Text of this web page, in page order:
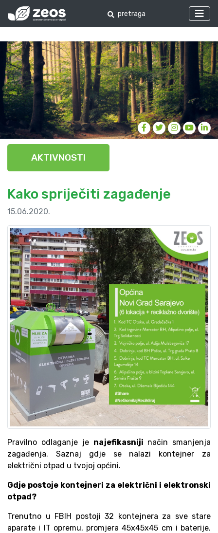
AKTIVNOSTI
Kako spriječiti zagađenje
15.06.2020.
Pravilno odlaganje je najefikasniji način smanjenja
zagađenja. Saznaj gdje se nalazi kontejner za
električni otpad u tvojoj općini.
Gdje postoje kontejneri za električni i elektronski
otpad?
Trenutno u FBIH postoji 32 kontejnera za sve stare
aparate i IT opremu, promjera 45x45x45 cm i baterije.